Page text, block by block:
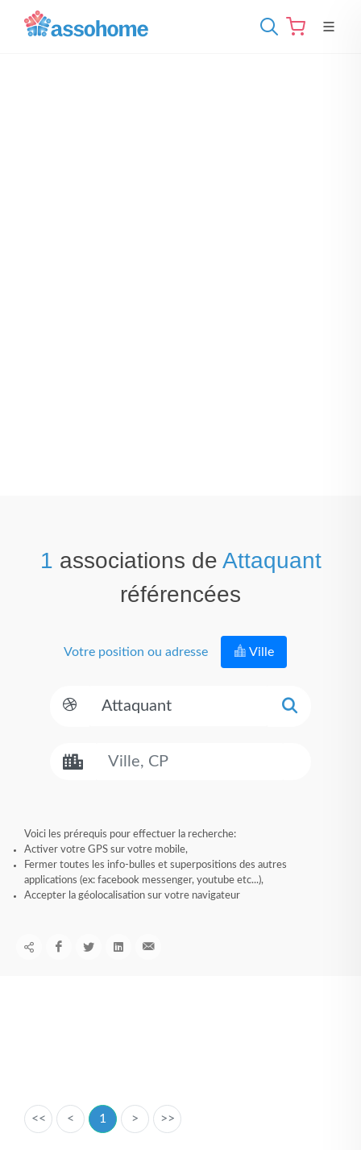
1 associations de Attaquant
référencées
Votre position ou adresse Ville
Voici les prérequis pour effectuer la recherche:
Activer votre GPS sur votre mobile,
Fermer toutes les info-bulles et superpositions des autres
applications (ex: facebook messenger, youtube etc...),
Accepter la géolocalisation sur votre navigateur
<< < 1 > >>